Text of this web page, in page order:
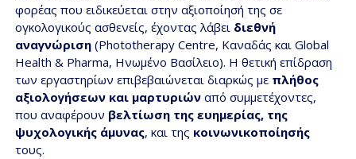
φορέας που ειδικεύεται στην αξιοποίησή της σε
ογκολογικούς ασθενείς, έχοντας λάβει διεθνή
αναγνώριση (Phototherapy Centre, Καναδάς και Global
Health & Pharma, Ηνωμένο Βασίλειο). Η θετική επίδραση
των εργαστηρίων επιβεβαιώνεται διαρκώς με πλήθος
αξιολογήσεων και μαρτυριώναπό συμμετέχοντες,
που αναφέρουν βελτίωση της ευημερίας, της
ψυχολογικής άμυνας, και της κοινωνικοποίησής
τους.